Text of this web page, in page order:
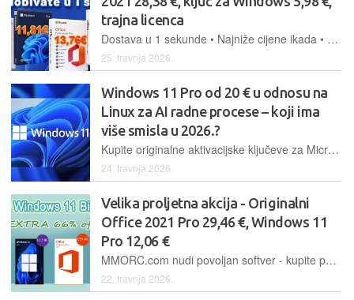
trajna licenca
Dostava u 1 sekunde • Najniže cijene ikada • 100% sigurno i pouzdano
25. travnja 2026.
Windows 11 Pro od 20 € u odnosu na
Linux za AI radne procese – koji ima
više smisla u 2026.?
Kupite originalne aktivacijske ključeve za Microsoft Windows i Office po vrlo konkurentnim cijenama.
24. travnja 2026.
Velika proljetna akcija - Originalni
Office 2021 Pro 29,46 €, Windows 11
Pro 12,06 €
MMORC.com nudi povoljan softver - kupite paket koji uključuje Office 2021 Pro i Windows 11 Pro za samo 36,44 € i opremite računalo novim trajno aktiviranim originalnim softverom
22. travnja 2026.